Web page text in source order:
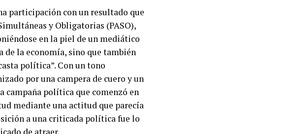
participación con un resultado que
y Obligatorias (PASO),
en la piel de un mediático
de la economía, sino que también
política”. Con un tono
por una campera de cuero y un
política que comenzó en
mediante una actitud que parecía
a una criticada política fue lo
de atraer.